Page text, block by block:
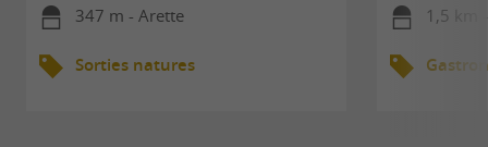
347 m - Arette
Sorties natures
1,5 km